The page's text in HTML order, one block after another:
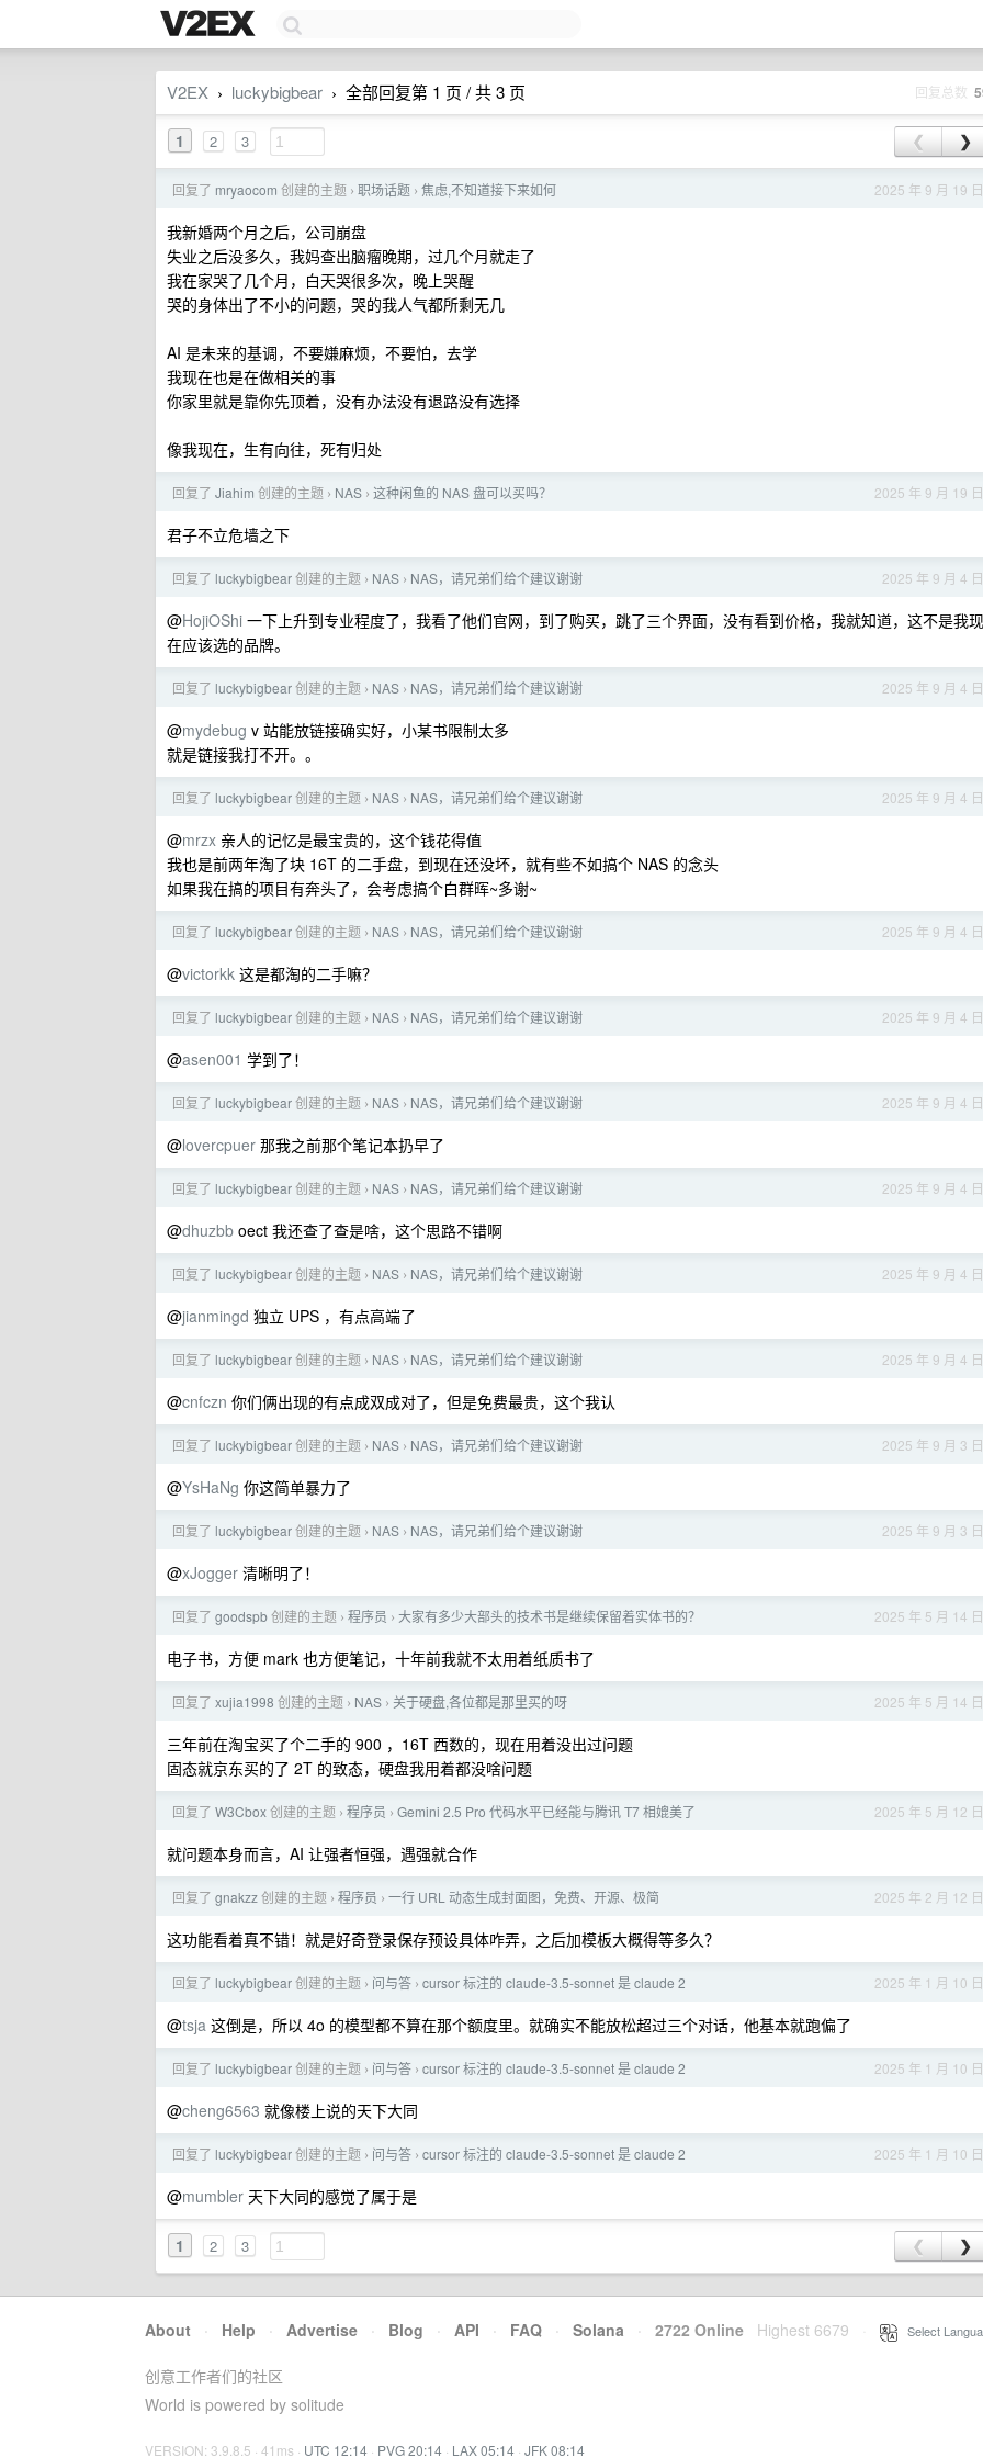
V2EX › luckybigbear › 全部回复第 1 页 / 共 3 页 回复总数
1 2 3 ❮ ❯
2025 年 9 月 19 日
回复了 mryaocom 创建的主题 › 职场话题 › 焦虑,不知道接下来如何
我新婚两个月之后，公司崩盘
失业之后没多久，我妈查出脑瘤晚期，过几个月就走了
我在家哭了几个月，白天哭很多次，晚上哭醒
哭的身体出了不小的问题，哭的我人气都所剩无几
AI 是未来的基调，不要嫌麻烦，不要怕，去学
我现在也是在做相关的事
你家里就是靠你先顶着，没有办法没有退路没有选择
像我现在，生有向往，死有归处
2025 年 9 月 19 日
回复了 Jiahim 创建的主题 › NAS › 这种闲鱼的 NAS 盘可以买吗？
君子不立危墙之下
2025 年 9 月 4 日
回复了 luckybigbear创建的主题 › NAS › NAS，请兄弟们给个建议谢谢
@HojiOShi 一下上升到专业程度了，我看了他们官网，到了购买，跳了三个界面，没有看到价格，我就知道，这不是我现
在应该选的品牌。
2025 年 9 月 4 日
回复了 luckybigbear创建的主题 › NAS › NAS，请兄弟们给个建议谢谢
@mydebug v 站能放链接确实好，小某书限制太多
就是链接我打不开。。
2025 年 9 月 4 日
回复了 luckybigbear创建的主题 › NAS › NAS，请兄弟们给个建议谢谢
@mrzx 亲人的记忆是最宝贵的，这个钱花得值
我也是前两年淘了块 16T 的二手盘，到现在还没坏，就有些不如搞个 NAS 的念头
如果我在搞的项目有奔头了，会考虑搞个白群晖~多谢~
2025 年 9 月 4 日
回复了 luckybigbear创建的主题 › NAS › NAS，请兄弟们给个建议谢谢
@victorkk 这是都淘的二手嘛？
2025 年 9 月 4 日
回复了 luckybigbear创建的主题 › NAS › NAS，请兄弟们给个建议谢谢
@asen001 学到了！
2025 年 9 月 4 日
回复了 luckybigbear创建的主题 › NAS › NAS，请兄弟们给个建议谢谢
@lovercpuer 那我之前那个笔记本扔早了
2025 年 9 月 4 日
回复了 luckybigbear创建的主题 › NAS › NAS，请兄弟们给个建议谢谢
@dhuzbb oect 我还查了查是啥，这个思路不错啊
2025 年 9 月 4 日
回复了 luckybigbear创建的主题 › NAS › NAS，请兄弟们给个建议谢谢
@jianmingd 独立 UPS ，有点高端了
2025 年 9 月 4 日
回复了 luckybigbear创建的主题 › NAS › NAS，请兄弟们给个建议谢谢
@cnfczn 你们俩出现的有点成双成对了，但是免费最贵，这个我认
2025 年 9 月 3 日
回复了 luckybigbear创建的主题 › NAS › NAS，请兄弟们给个建议谢谢
@YsHaNg 你这简单暴力了
2025 年 9 月 3 日
回复了 luckybigbear创建的主题 › NAS › NAS，请兄弟们给个建议谢谢
@xJogger 清晰明了！
2025 年 5 月 14 日
回复了 goodspb创建的主题 › 程序员 › 大家有多少大部头的技术书是继续保留着实体书的？
电子书，方便 mark 也方便笔记，十年前我就不太用着纸质书了
2025 年 5 月 14 日
回复了 xujia1998 创建的主题 › NAS › 关于硬盘,各位都是那里买的呀
三年前在淘宝买了个二手的 900 ，16T 西数的，现在用着没出过问题
固态就京东买的了 2T 的致态，硬盘我用着都没啥问题
2025 年 5 月 12 日
回复了 W3Cbox创建的主题 › 程序员 › Gemini 2.5 Pro 代码水平已经能与腾讯 T7 相媲美了
就问题本身而言，AI 让强者恒强，遇强就合作
2025 年 2 月 12 日
回复了 gnakzz创建的主题 › 程序员 › 一行 URL 动态生成封面图，免费、开源、极简
这功能看着真不错！就是好奇登录保存预设具体咋弄，之后加模板大概得等多久？
2025 年 1 月 10 日
回复了 luckybigbear创建的主题 › 问与答 › cursor 标注的 claude-3.5-sonnet 是 claude 2
@tsja 这倒是，所以 4o 的模型都不算在那个额度里。就确实不能放松超过三个对话，他基本就跑偏了
2025 年 1 月 10 日
回复了 luckybigbear创建的主题 › 问与答 › cursor 标注的 claude-3.5-sonnet 是 claude 2
@cheng6563 就像楼上说的天下大同
2025 年 1 月 10 日
回复了 luckybigbear创建的主题 › 问与答 › cursor 标注的 claude-3.5-sonnet 是 claude 2
@mumbler 天下大同的感觉了属于是
1 2 3 ❮ ❯
About · Help · Advertise · Blog · API · FAQ · Solana · 2722 Online Highest 6679 Select
创意工作者们的社区
World is powered by solitude
VERSION: 3.9.8.5 · 41ms · UTC 12:14 · PVG 20:14 · LAX 05:14 · JFK 08:14